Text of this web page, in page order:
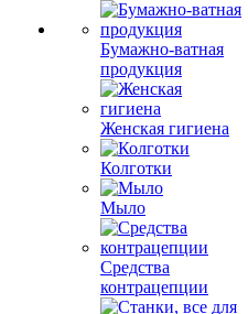
Бумажно-ватная
продукция
Женская гигиена
Колготки
Мыло
Средства
контрацепции